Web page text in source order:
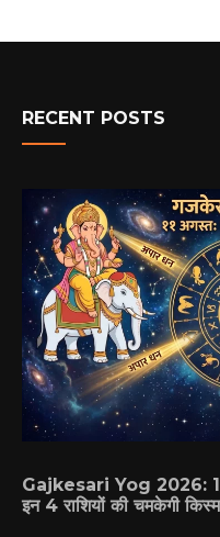
RECENT POSTS
Gajkesari Yog 2026: 11
इन 4 राशियों की चमकेगी